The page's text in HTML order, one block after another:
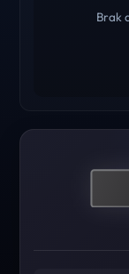
Brak